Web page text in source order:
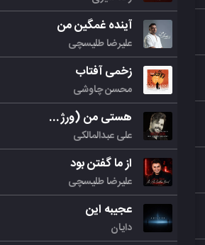
آینده غمگین من
علیرضا طلیسچی
زخمی آفتاب
محسن چاوشی
هستی من (ورژن جدید)
علی عبدالمالکی
از ما گفتن بود
علیرضا طلیسچی
عجیبه این
دایان